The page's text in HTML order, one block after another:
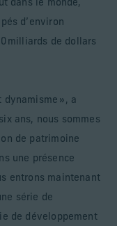
dans le monde,
d’environ
milliards de dollars
», a
ans, nous sommes
de patrimoine
une présence
entrons maintenant
série de
de développement